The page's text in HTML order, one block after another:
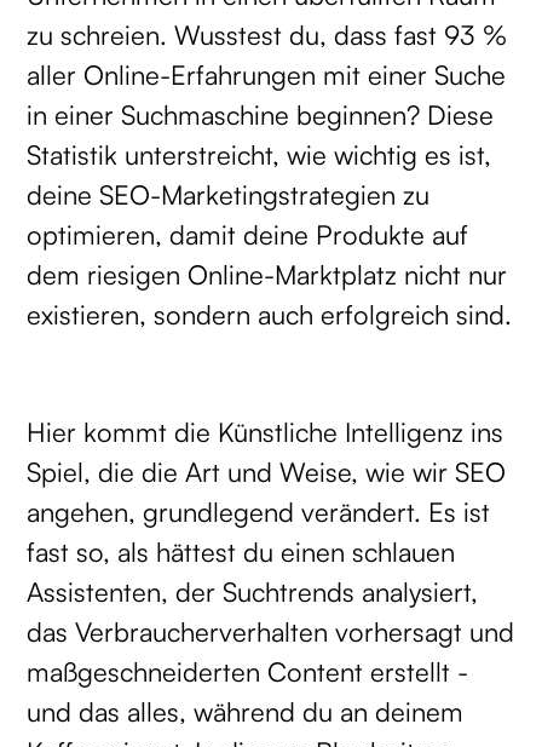
zu schreien. Wusstest du, dass fast 93 %
aller Online-Erfahrungen mit einer Suche
in einer Suchmaschine beginnen? Diese
Statistik unterstreicht, wie wichtig es ist,
deine SEO-Marketingstrategien zu
optimieren, damit deine Produkte auf
dem riesigen Online-Marktplatz nicht nur
existieren, sondern auch erfolgreich sind.
Hier kommt die Künstliche Intelligenz ins
Spiel, die die Art und Weise, wie wir SEO
angehen, grundlegend verändert. Es ist
fast so, als hättest du einen schlauen
Assistenten, der Suchtrends analysiert,
das Verbraucherverhalten vorhersagt und
maßgeschneiderten Content erstellt -
und das alles, während du an deinem